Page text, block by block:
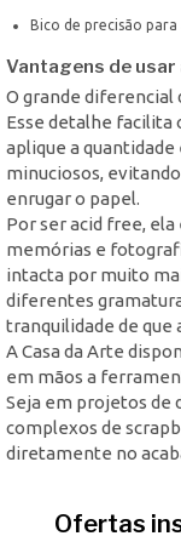
Bico de precisão
Vantagens de
O grande diferencial
Esse detalhe facilita
aplique a
minuciosos,
enrugar o papel.
Por ser acid free, ela
memórias e
intacta por muito
diferentes
tranquilidade de que
A Casa da Arte
em mãos a
Seja em projetos de
complexos de
diretamente no
Ofertas